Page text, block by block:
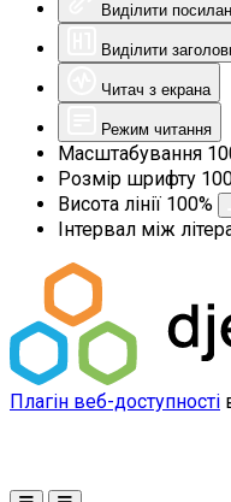
Виділити
Виділити
Читач з екрана
Режим читання
Масштабування
Розмір шрифту
Висота лінії 100%
Інтервал між
Плагін веб-доступності